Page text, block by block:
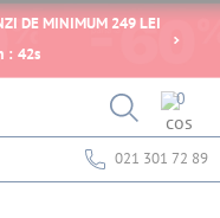
DE MINIMUM 249 LEI
: 42s
0
021 301 72 89